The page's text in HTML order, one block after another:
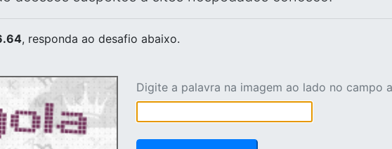
, responda ao desafio abaixo.
Digite a palavra na imagem ao lado no campo